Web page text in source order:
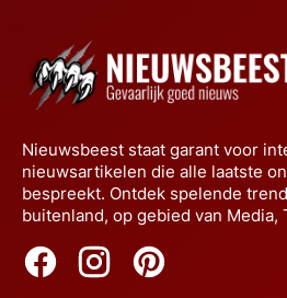
Nieuwsbeest staat garant voor
nieuwsartikelen die alle laatste
bespreekt. Ontdek spelende
buitenland, op gebied van Media,